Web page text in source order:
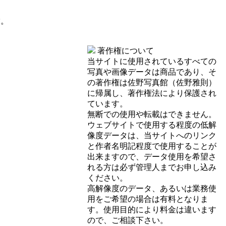
著作権について
当サイトに使用されているすべての
写真や画像データは商品であり、そ
の著作権は佐野写真館（佐野雅則）
に帰属し、著作権法により保護され
ています。
無断での使用や転載はできません。
ウェブサイトで使用する程度の低解
像度データは、当サイトへのリンク
と作者名明記程度で使用することが
出来ますので、データ使用を希望さ
れる方は必ず管理人までお申し込み
ください。
高解像度のデータ、あるいは業務使
用をご希望の場合は有料となりま
す。使用目的により料金は違います
ので、ご相談下さい。